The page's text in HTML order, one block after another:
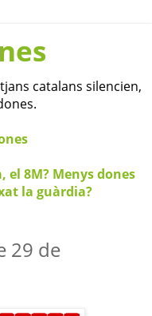
catalans silencien,
el 8M? Menys dones
la guàrdia?
29 de